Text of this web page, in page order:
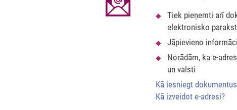
Tiek pieņemti arī
elektronisko
Jāpievieno
Norādām, ka e-
un valsti
Kā iesniegt
Kā izveidot e-adresi?